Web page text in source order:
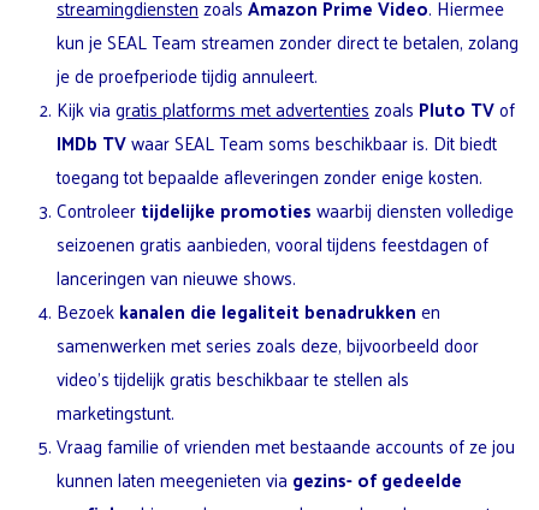
streamingdienstenzoalsAmazon Prime Video. Hiermee
kun je SEAL Team streamen zonder direct te betalen, zolang
je de proefperiode tijdig annuleert.
Kijk viagratis platforms met advertentieszoals Pluto TVof
IMDb TVwaar SEAL Team soms beschikbaar is. Dit biedt
toegang tot bepaalde afleveringen zonder enige kosten.
Controleertijdelijke promotieswaarbij diensten volledige
seizoenen gratis aanbieden, vooral tijdens feestdagen of
lanceringen van nieuwe shows.
Bezoekkanalen die legaliteit benadrukkenen
samenwerken met series zoals deze, bijvoorbeeld door
video’s tijdelijk gratis beschikbaar te stellen als
marketingstunt.
Vraag familie of vrienden met bestaande accounts of ze jou
kunnen laten meegenieten via gezins- of gedeelde